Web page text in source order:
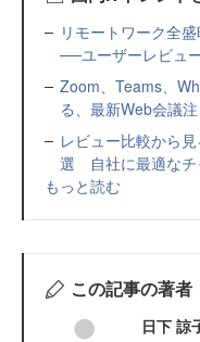
リモートワーク全
──ユーザーレビュ
Zoom、Teams、
る、最新Web会議
レビュー比較から
選 自社に最適なチ
もっと読む
この記事の著者
日下 諒